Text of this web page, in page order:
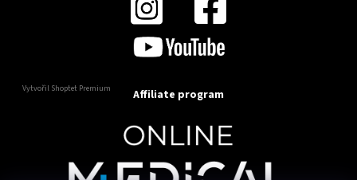
Vytvořil Shoptet Premium Affiliate program